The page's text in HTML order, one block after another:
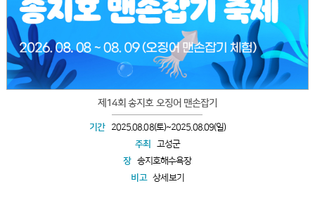
제14회 송지호 오징어 맨손잡기
기간
2025.08.08(토)~2025.08.09(일)
주최
고성군
장 송지호해수욕장
비고 상세보기